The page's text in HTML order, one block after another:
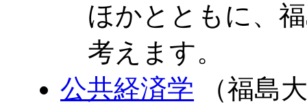
ほかとともに、
考えます。
公共経済学 （福島